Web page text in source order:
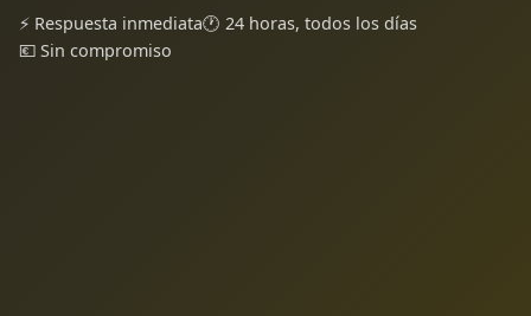
⚡ Respuesta inmediata🕐 24 horas, todos los días
💶 Sin compromiso